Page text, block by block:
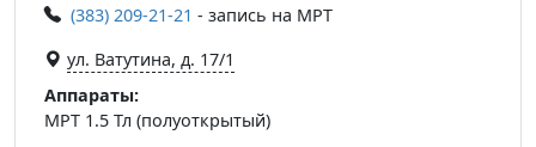
(383) 209-21-21 - запись на МРТ
ул. Ватутина, д. 17/1
Аппараты:
МРТ 1.5 Тл (полуоткрытый)